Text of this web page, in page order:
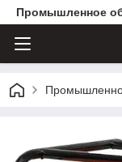
Промышленное